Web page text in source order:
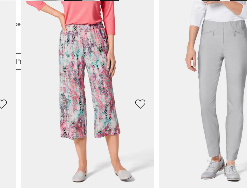
Artikel
Preis
GOLDNER
BengalinhoseLOUISAaus Super Stretch
30-Tage-Bestpreis**: 69,95 € (-14%)
GOLDNER
Schmale Bengalinhose